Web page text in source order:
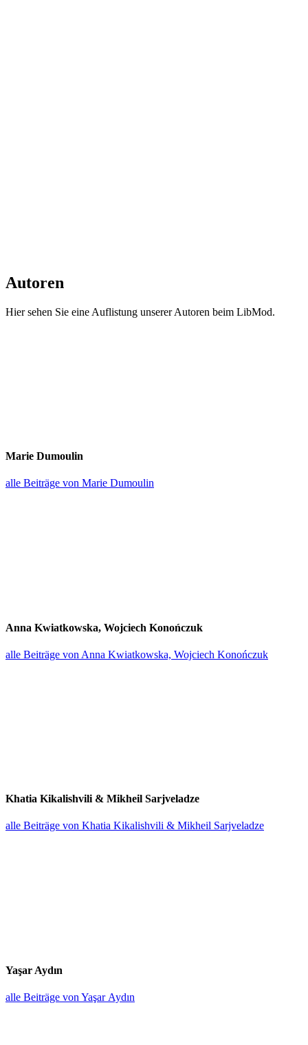
Autoren
Hier sehen Sie eine Auflistung unserer Autoren beim LibMod.
Marie Dumoulin
alle Beiträge von Marie Dumoulin
Anna Kwiat­kowska, Wojciech Konończuk
alle Beiträge von Anna Kwiat­kowska, Wojciech Konończuk
Khatia Kikalishvili & Mikheil Sarjveladze
alle Beiträge von Khatia Kikalishvili & Mikheil Sarjveladze
Yaşar Aydın
alle Beiträge von Yaşar Aydın